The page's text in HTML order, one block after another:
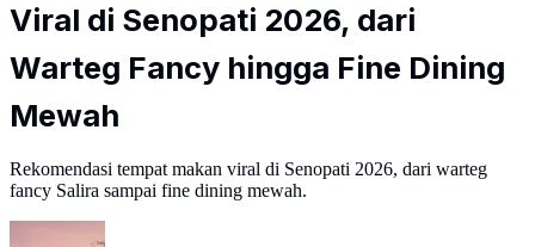
Viral di Senopati 2026, dari
Warteg Fancy hingga Fine Dining
Mewah
Rekomendasi tempat makan viral di Senopati 2026, dari warteg
fancy Salira sampai fine dining mewah.